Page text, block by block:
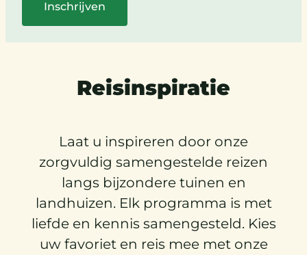
Reisinspiratie
Laat u inspireren door onze
zorgvuldig samengestelde reizen
langs bijzondere tuinen en
landhuizen. Elk programma is met
liefde en kennis samengesteld. Kies
uw favoriet en reis mee met onze